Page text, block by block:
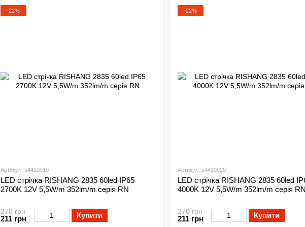
−22%
Артикул: s4410019
LED стрічка RISHANG 2835 60led IP65
2700K 12V 5,5W/m 352lm/m серія RN
270 грн
211 грн Купити
−22%
Артикул: s4410020
LED стрічка RISHANG 2835 60led
4000K 12V 5,5W/m 352lm/m серія
270 грн
211 грн Купити